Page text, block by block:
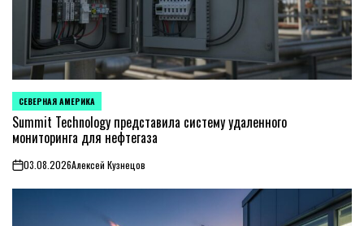
ОПУБЛИКОВАНО
В
СЕВЕРНАЯ АМЕРИКА
Summit Technology представила систему удаленного
мониторинга для нефтегаза
on03.08.2026Алексей Кузнецов